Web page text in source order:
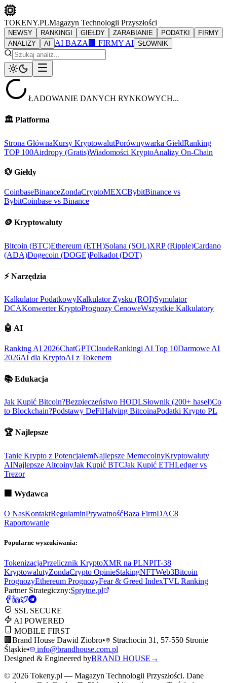
TOKENY.PLMagazyn Technologii Przyszłości
NEWSY RANKINGI GIEŁDY ZARABIANIE PODATKI
FIRMY
ANALIZY
AI AI BAZA 🏢 FIRMY AI SŁOWNIK
ŁADOWANIE DANYCH RYNKOWYCH...
🏛️ Platforma
Strona GłównaKursy KryptowalutPorównywarka GiełdRanking
TOP 100Airdropy (Gratis)Wiadomości KryptoAnalizy On-Chain
💱 Giełdy
CoinbaseBinanceZondaCryptoMEXCBybitBinance vs
BybitCoinbase vs Binance
🪙 Kryptowaluty
Bitcoin (BTC)Ethereum (ETH)Solana (SOL)XRP (Ripple)Cardano
(ADA)Dogecoin (DOGE)Polkadot (DOT)
⚡ Narzędzia
Kalkulator PodatkowyKalkulator Zysku (ROI)Symulator
DCAKonwerter KryptoPrognozy CenoweWszystkie Kalkulatory
🤖 AI
Ranking AI 2026ChatGPTClaudeRankingi AI Top 10Darmowe AI
2026AI dla KryptoAI z Tokenem
📚 Edukacja
Jak Kupić Bitcoin?Bezpieczeństwo HODLSłownik (200+ haseł)Co
to Blockchain?Podstawy DeFiHalving BitcoinaPodatki Krypto PL
🏆 Najlepsze
Tanie Krypto z PotencjałemNajlepsze MemecoinyKryptowaluty
AINajlepsze AltcoinyJak Kupić BTCJak Kupić ETHLedger vs
Trezor
🏢 Wydawca
O NasKontaktRegulaminPrywatnośćBaza FirmDAC8
Raportowanie
Popularne wyszukiwania:
TokenizacjaPrzelicznik KryptoXMR na PLNPIT-38
KryptowalutyZondaCrypto OpinieStakingNFTWeb3Bitcoin
PrognozyEthereum PrognozyFear & Greed IndexTVL Ranking
Partner Strategiczny:Sprytne.pl
SSL SECURE
AI POWERED
MOBILE FIRST
🏢 Brand House Dawid Ziobro•
Strachocin 31, 57-550 Stronie
Śląskie•
info@brandhouse.com.pl
Designed & Engineered byBRAND HOUSE →
© 2026 Tokeny.pl — Magazyn Technologii Przyszłości. Dane